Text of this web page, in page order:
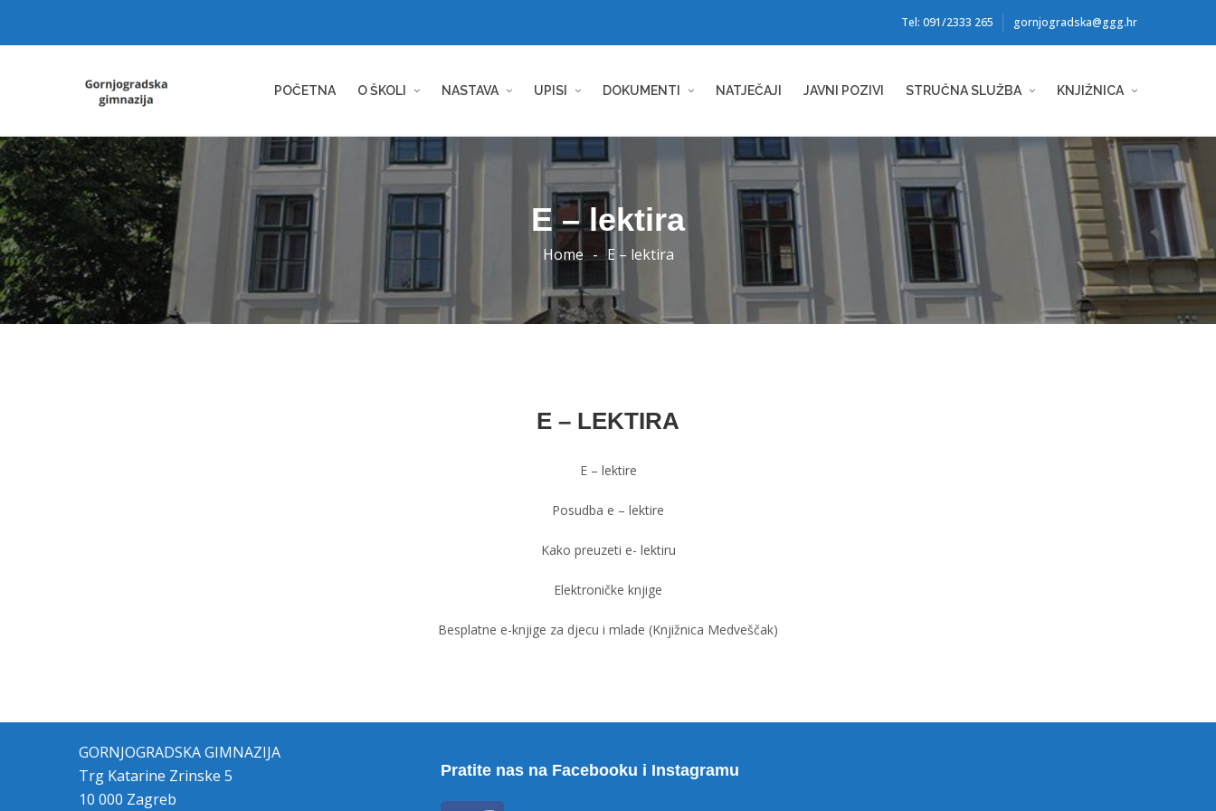
Tel: 091/2333 265 gornjogradska@ggg.hr
POČETNA O ŠKOLI NASTAVA UPISI DOKUMENTI NATJEČAJI JAVNI POZIVI STRUČNA SLUŽBA KNJIŽNICA
E – lektira
Home - E – lektira
E – LEKTIRA
E – lektire
Posudba e – lektire
Kako preuzeti e- lektiru
Elektroničke knjige
Besplatne e-knjige za djecu i mlade (Knjižnica Medveščak)
GORNJOGRADSKA GIMNAZIJA
Trg Katarine Zrinske 5
10 000 Zagreb
Pratite nas na Facebooku i Instagramu